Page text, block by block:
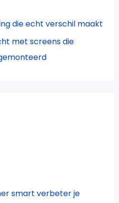
die echt verschil maakt
met screens die
smart verbeter je